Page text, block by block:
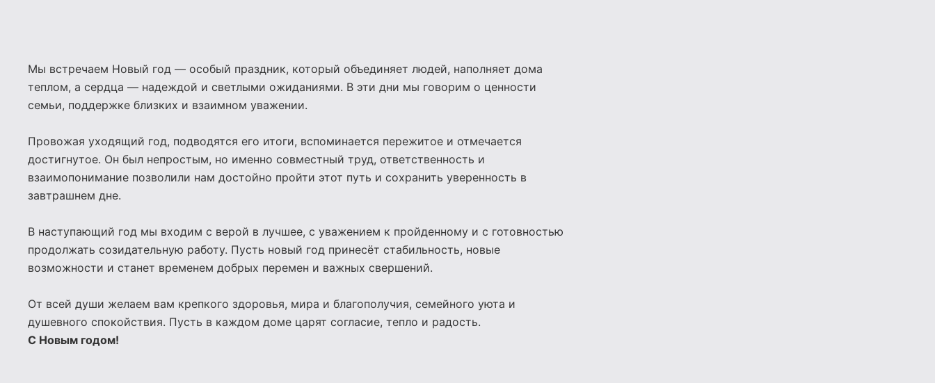
Мы встречаем Новый год — особый праздник, который объединяет людей, наполняет дома
теплом, а сердца — надеждой и светлыми ожиданиями. В эти дни мы говорим о ценности
семьи, поддержке близких и взаимном уважении.
Провожая уходящий год, подводятся его итоги, вспоминается пережитое и отмечается
достигнутое. Он был непростым, но именно совместный труд, ответственность и
взаимопонимание позволили нам достойно пройти этот путь и сохранить уверенность в
завтрашнем дне.
В наступающий год мы входим с верой в лучшее, с уважением к пройденному и с готовностью
продолжать созидательную работу. Пусть новый год принесёт стабильность, новые
возможности и станет временем добрых перемен и важных свершений.
От всей души желаем вам крепкого здоровья, мира и благополучия, семейного уюта и
душевного спокойствия. Пусть в каждом доме царят согласие, тепло и радость.
С Новым годом!